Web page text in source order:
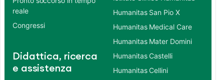
reale
Congressi
Didattica, ricerca
e assistenza
Humanitas San Pio X
Humanitas Medical Care
Humanitas Mater Domini
Humanitas Castelli
Humanitas Cellini